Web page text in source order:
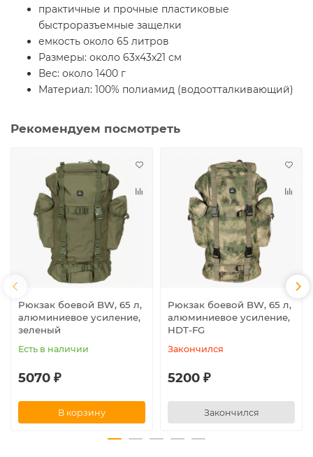
практичные и прочные пластиковые
быстроразъемные защелки
емкость около 65 литров
Размеры: около 63x43x21 см
Вес: около 1400 г
Материал: 100% полиамид (водоотталкивающий)
Рекомендуем посмотреть
Рюкзак боевой BW, 65 л,
алюминиевое усиление,
зеленый
Есть в наличии
5070 ₽
В корзину
Рюкзак боевой BW, 65 л,
алюминиевое усиление,
HDT-FG
Закончился
5200 ₽
Закончился